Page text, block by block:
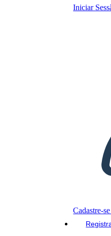
Iniciar
Cadastre-
Copie